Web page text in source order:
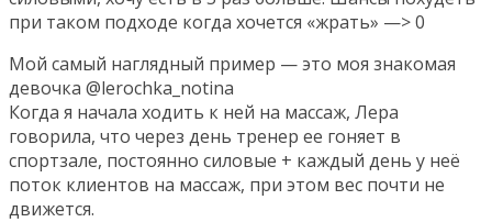
при таком подходе когда хочется «жрать» —> 0
Мой самый наглядный пример — это моя знакомая
девочка @lerochka_notina
Когда я начала ходить к ней на массаж, Лера
говорила, что через день тренер ее гоняет в
спортзале, постоянно силовые + каждый день у неё
поток клиентов на массаж, при этом вес почти не
движется.